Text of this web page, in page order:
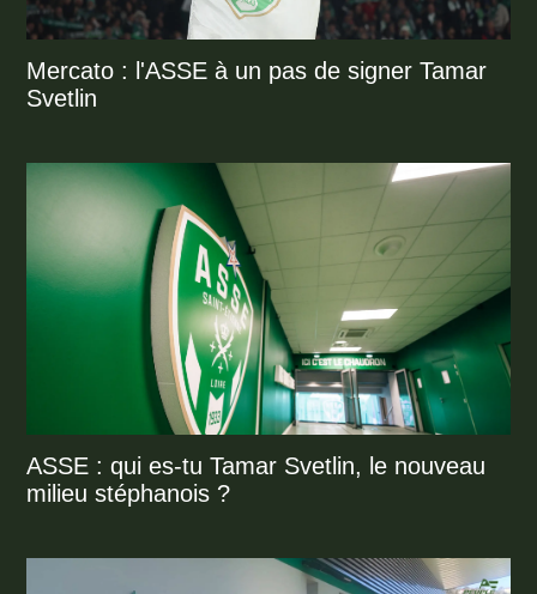
Mercato : l'ASSE à un pas de signer Tamar
Svetlin
ASSE : qui es-tu Tamar Svetlin, le nouveau
milieu stéphanois ?